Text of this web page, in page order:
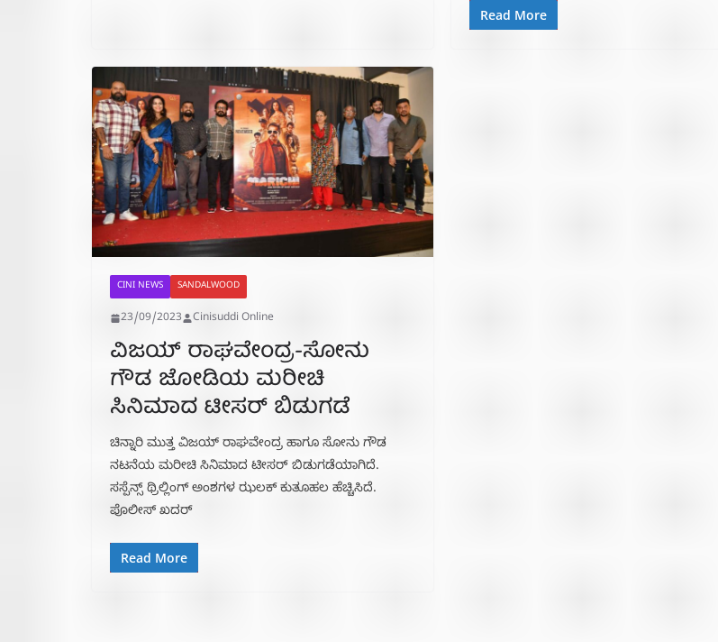
Read More
CINI NEWS SANDALWOOD
23/09/2023 Cinisuddi Online
ವಿಜಯ್ ರಾಘವೇಂದ್ರ-ಸೋನು
ಗೌಡ ಜೋಡಿಯ ಮರೀಚಿ
ಸಿನಿಮಾದ ಟೀಸರ್ ಬಿಡುಗಡೆ
ಚಿನ್ನಾರಿ ಮುತ್ತ ವಿಜಯ್ ರಾಘವೇಂದ್ರ ಹಾಗೂ ಸೋನು ಗೌಡ
ನಟನೆಯ ಮರೀಚಿ ಸಿನಿಮಾದ ಟೀಸರ್ ಬಿಡುಗಡೆಯಾಗಿದೆ.
ಸಸ್ಪೆನ್ಸ್ ಥ್ರಿಲ್ಲಿಂಗ್ ಅಂಶಗಳ ಝಲಕ್ ಕುತೂಹಲ ಹೆಚ್ಚಿಸಿದೆ.
ಪೊಲೀಸ್ ಖದರ್
Read More